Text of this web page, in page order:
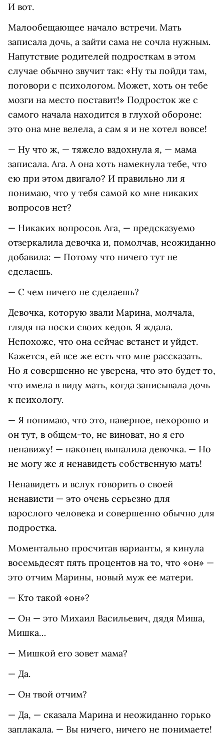
И вот.
Малообещающее начало встречи. Мать
записала дочь, а зайти сама не сочла нужным.
Напутствие родителей подросткам в этом
случае обычно звучит так: «Ну ты пойди там,
поговори с психологом. Может, хоть он тебе
мозги на место поставит!» Подросток же с
самого начала находится в глухой обороне:
это она мне велела, а сам я и не хотел вовсе!
— Ну что ж, — тяжело вздохнула я, — мама
записала. Ага. А она хоть намекнула тебе, что
ею при этом двигало? И правильно ли я
понимаю, что у тебя самой ко мне никаких
вопросов нет?
— Никаких вопросов. Ага, — предсказуемо
отзеркалила девочка и, помолчав, неожиданно
добавила: — Потому что ничего тут не
сделаешь.
— С чем ничего не сделаешь?
Девочка, которую звали Марина, молчала,
глядя на носки своих кедов. Я ждала.
Непохоже, что она сейчас встанет и уйдет.
Кажется, ей все же есть что мне рассказать.
Но я совершенно не уверена, что это будет то,
что имела в виду мать, когда записывала дочь
к психологу.
— Я понимаю, что это, наверное, нехорошо и
он тут, в общем-то, не виноват, но я его
ненавижу! — наконец выпалила девочка. — Но
не могу же я ненавидеть собственную мать!
Ненавидеть и вслух говорить о своей
ненависти — это очень серьезно для
взрослого человека и совершенно обычно для
подростка.
Моментально просчитав варианты, я кинула
восемьдесят пять процентов на то, что «он» —
это отчим Марины, новый муж ее матери.
— Кто такой «он»?
— Он — это Михаил Васильевич, дядя Миша,
Мишка…
— Мишкой его зовет мама?
— Да.
— Он твой отчим?
— Да, — сказала Марина и неожиданно горько
заплакала. — Вы ничего, ничего не понимаете!